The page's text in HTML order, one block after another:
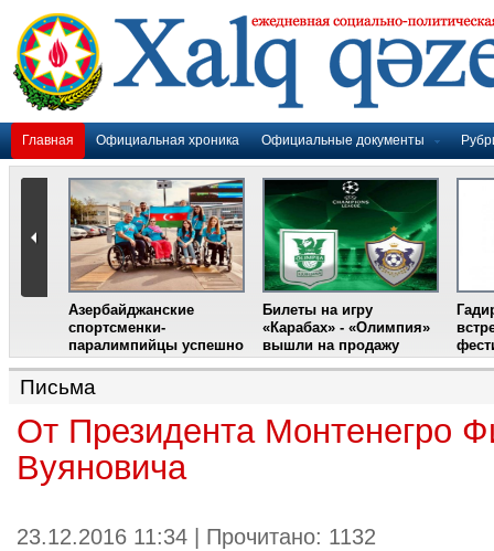
Главная Официальная хроника Официальные документы
Азербайджанские
спортсменки-
паралимпийцы успешно
выступили на III
Международном
фестивале парашютного
спорта
Билеты на игру
«Карабах» - «Олимпия»
вышли на продажу
Письма
От Президента Монтенегро
Вуяновича
23.12.2016 11:34 | Прочитано: 1132